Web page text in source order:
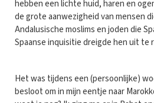
hebben een lichte huid, haren en
de grote aanwezigheid van mensen
Andalusische moslims en joden die
Spaanse inquisitie dreigde hen uit te
Het was tijdens een (persoonlijke)
besloot om in mijn eentje naar